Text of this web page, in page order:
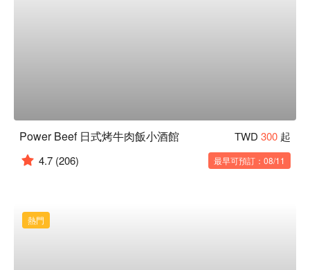
Power Beef 日式烤牛肉飯小酒館 TWD 300 起
4.7 (206) 最早可預訂：08/11
熱門